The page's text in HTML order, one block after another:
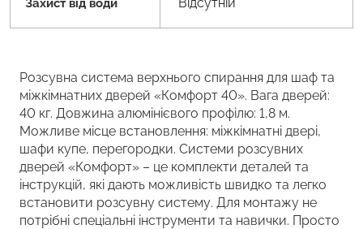
Розсувна система верхнього спирання для шаф та
міжкімнатних дверей «Комфорт 40». Вага дверей:
40 кг. Довжина алюмінієвого профілю: 1,8 м.
Можливе місце встановлення: міжкімнатні двері,
шафи купе, перегородки. Системи розсувних
дверей «Комфорт» – це комплекти деталей та
інструкцій, які дають можливість швидко та легко
встановити розсувну систему. Для монтажу не
потрібні спеціальні інструменти та навички. Просто